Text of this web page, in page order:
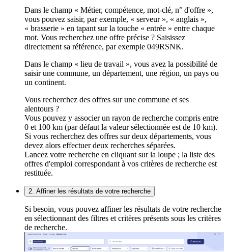
Dans le champ « Métier, compétence, mot-clé, n° d'offre »,
vous pouvez saisir, par exemple, « serveur », « anglais »,
« brasserie » en tapant sur la touche « entrée » entre chaque
mot. Vous recherchez une offre précise ? Saisissez
directement sa référence, par exemple 049RSNK.
Dans le champ « lieu de travail », vous avez la possibilité de
saisir une commune, un département, une région, un pays ou
un continent.
Vous recherchez des offres sur une commune et ses
alentours ?
Vous pouvez y associer un rayon de recherche compris entre
0 et 100 km (par défaut la valeur sélectionnée est de 10 km).
Si vous recherchez des offres sur deux départements, vous
devez alors effectuer deux recherches séparées.
Lancez votre recherche en cliquant sur la loupe ; la liste des
offres d'emploi correspondant à vos critères de recherche est
restituée.
2. Affiner les résultats de votre recherche
Si besoin, vous pouvez affiner les résultats de votre recherche
en sélectionnant des filtres et critères présents sous les critères
de recherche.